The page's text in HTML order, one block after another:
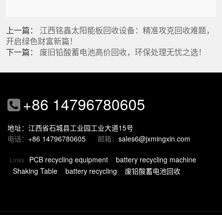
上一篇： 江西铭鑫太阳能板回收设备：精准攻克回收难题，
开启绿色财富新篇！
下一篇： 废旧铅酸蓄电池高价回收，环保处理无忧之选！
+86 14796780605
地址：江西省石城县工业园工业大道15号
电话： +86 14796780605 邮箱： sales6@jxmingxin.com
Links PCB recycling equipment
battery recycling machine
Shaking Table
battery recycling 废铅酸蓄电池回收